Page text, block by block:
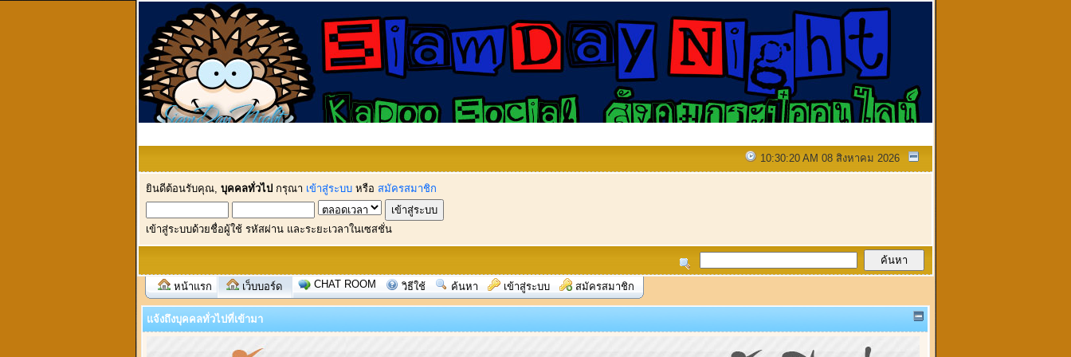
10:30:20 AM 08 สิงหาคม 2026
ยินดีต้อนรับคุณ, บุคคลทั่วไป กรุณา เข้าสู่ระบบ หรือ สมัครสมาชิก
เข้าสู่ระบบด้วยชื่อผู้ใช้ รหัสผ่าน และระยะเวลาในเซสชั่น
หน้าแรก เว็บบอร์ด CHAT ROOM วิธีใช้ ค้นหา เข้าสู่ระบบ สมัครสมาชิก
แจ้งถึงบุคคลทั่วไปที่เข้ามา